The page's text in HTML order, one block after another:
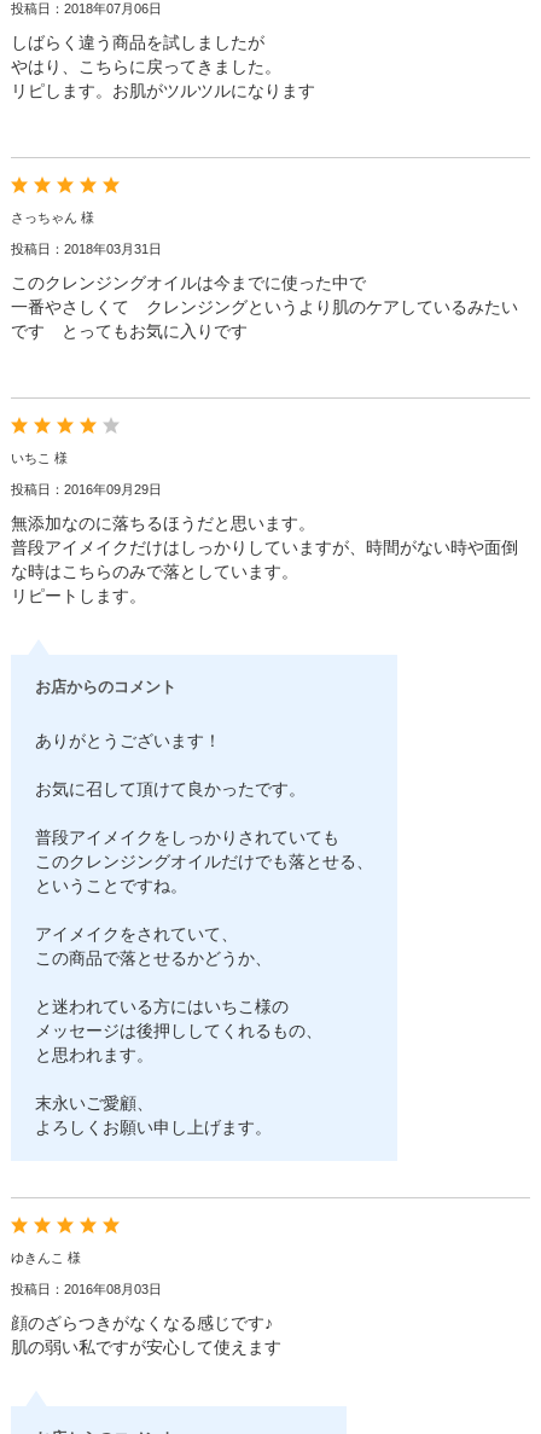
投稿日：2018年07月06日
しばらく違う商品を試しましたが
やはり、こちらに戻ってきました。
リピします。お肌がツルツルになります
さっちゃん 様
投稿日：2018年03月31日
このクレンジングオイルは今までに使った中で
一番やさしくて クレンジングというより肌のケアしているみたい
です とってもお気に入りです
いちこ 様
投稿日：2016年09月29日
無添加なのに落ちるほうだと思います。
普段アイメイクだけはしっかりしていますが、時間がない時や面倒
な時はこちらのみで落としています。
リピートします。
お店からのコメント
ありがとうございます！
お気に召して頂けて良かったです。
普段アイメイクをしっかりされていても
このクレンジングオイルだけでも落とせる、
ということですね。
アイメイクをされていて、
この商品で落とせるかどうか、
と迷われている方にはいちこ様の
メッセージは後押ししてくれるもの、
と思われます。
末永いご愛顧、
よろしくお願い申し上げます。
ゆきんこ 様
投稿日：2016年08月03日
顔のざらつきがなくなる感じです♪
肌の弱い私ですが安心して使えます